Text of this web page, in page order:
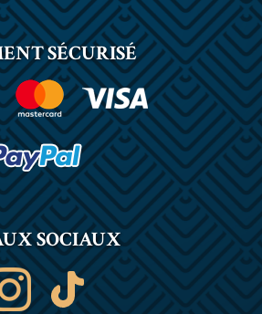
SÉCURISÉ
SOCIAUX